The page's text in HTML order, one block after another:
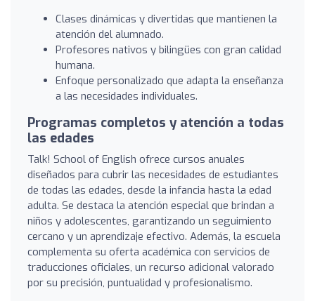
Clases dinámicas y divertidas que mantienen la
atención del alumnado.
Profesores nativos y bilingües con gran calidad
humana.
Enfoque personalizado que adapta la enseñanza
a las necesidades individuales.
Programas completos y atención a todas
las edades
Talk! School of English ofrece cursos anuales
diseñados para cubrir las necesidades de estudiantes
de todas las edades, desde la infancia hasta la edad
adulta. Se destaca la atención especial que brindan a
niños y adolescentes, garantizando un seguimiento
cercano y un aprendizaje efectivo. Además, la escuela
complementa su oferta académica con servicios de
traducciones oficiales, un recurso adicional valorado
por su precisión, puntualidad y profesionalismo.